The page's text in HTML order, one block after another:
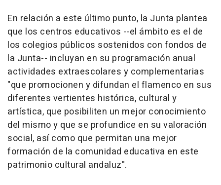
En relación a este último punto, la Junta plantea
que los centros educativos --el ámbito es el de
los colegios públicos sostenidos con fondos de
la Junta-- incluyan en su programación anual
actividades extraescolares y complementarias
"que promocionen y difundan el flamenco en sus
diferentes vertientes histórica, cultural y
artística, que posibiliten un mejor conocimiento
del mismo y que se profundice en su valoración
social, así como que permitan una mejor
formación de la comunidad educativa en este
patrimonio cultural andaluz".